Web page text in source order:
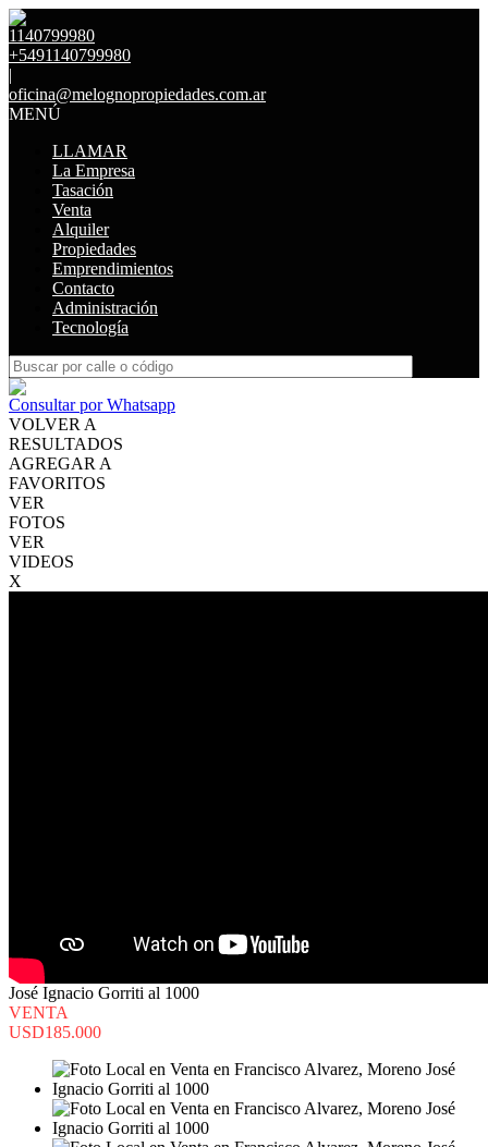
1140799980
+5491140799980
|
oficina@melognopropiedades.com.ar
MENÚ
LLAMAR
La Empresa
Tasación
Venta
Alquiler
Propiedades
Emprendimientos
Contacto
Administración
Tecnología
Consultar por Whatsapp
VOLVER A
RESULTADOS
AGREGAR A
FAVORITOS
VER
FOTOS
VER
VIDEOS
X
José Ignacio Gorriti al 1000
VENTA
USD185.000